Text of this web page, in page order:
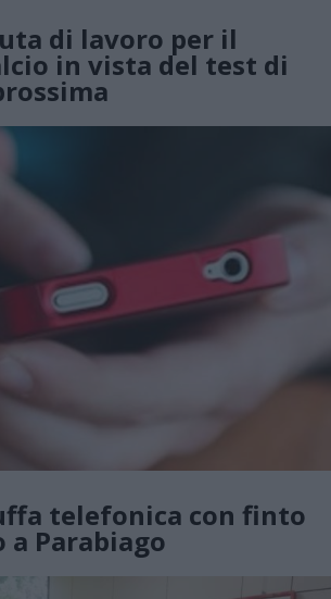
di lavoro per il
in vista del test di
telefonica con finto
a Parabiago